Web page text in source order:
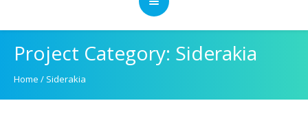
Project Category: Siderakia
Home / Siderakia